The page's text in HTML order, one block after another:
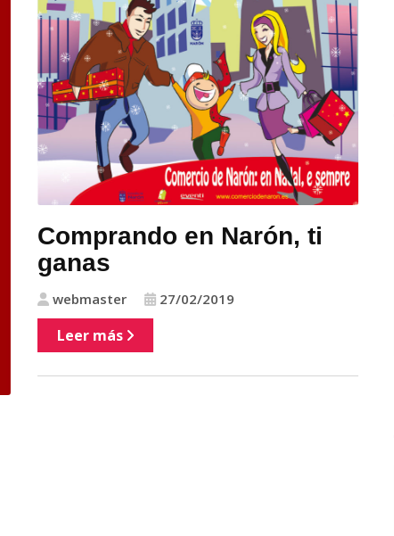
Comprando en Narón, ti
ganas
webmaster 27/02/2019
Leer más